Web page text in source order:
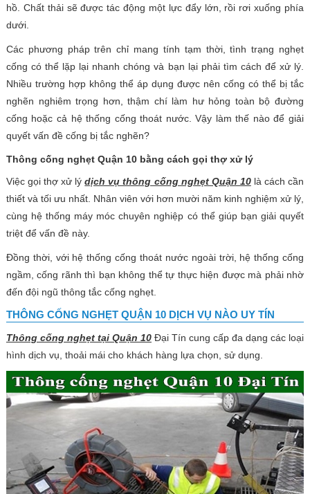
hồ. Chất thải sẽ được tác động một lực đẩy lớn, rồi rơi xuống phía
dưới.
Các phương pháp trên chỉ mang tính tạm thời, tình trạng nghẹt
cống có thể lặp lại nhanh chóng và bạn lại phải tìm cách để xử lý.
Nhiều trường hợp không thể áp dụng được nên cống có thể bị tắc
nghẽn nghiêm trọng hơn, thậm chí làm hư hỏng toàn bộ đường
cống hoặc cả hệ thống cống thoát nước. Vậy làm thế nào để giải
quyết vấn đề cống bị tắc nghẽn?
Thông cống nghẹt Quận 10 bằng cách gọi thợ xử lý
Việc gọi thợ xử lýdịch vụ thông cống nghẹt Quận 10là cách cần
thiết và tối ưu nhất. Nhân viên với hơn mười năm kinh nghiệm xử lý,
cùng hệ thống máy móc chuyên nghiệp có thể giúp bạn giải quyết
triệt để vấn đề này.
Đồng thời, với hệ thống cống thoát nước ngoài trời, hệ thống cống
ngầm, cống rãnh thì bạn không thể tự thực hiện được mà phải nhờ
đến đội ngũ thông tắc cống nghẹt.
THÔNG CỐNG NGHẸT QUẬN 10 DỊCH VỤ NÀO UY TÍN
Thông cống nghẹt tại Quận 10Đại Tín cung cấp đa dạng các loại
hình dịch vụ, thoải mái cho khách hàng lựa chọn, sử dụng.